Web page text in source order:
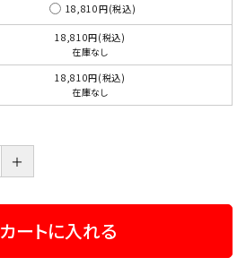
18,810円(税込)
18,810円(税込)
在庫なし
18,810円(税込)
在庫なし
＋
カートに入れる